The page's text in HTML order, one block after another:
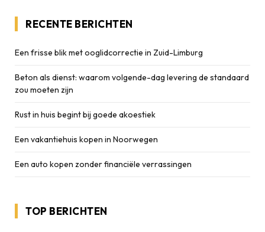
RECENTE BERICHTEN
Een frisse blik met ooglidcorrectie in Zuid-Limburg
Beton als dienst: waarom volgende-dag levering de standaard
zou moeten zijn
Rust in huis begint bij goede akoestiek
Een vakantiehuis kopen in Noorwegen
Een auto kopen zonder financiële verrassingen
TOP BERICHTEN